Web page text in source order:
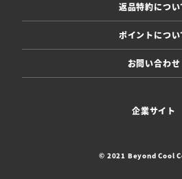
返品特約につい
ポイントについ
お問い合わせ
企業サイト
© 2021 Beyond Cool